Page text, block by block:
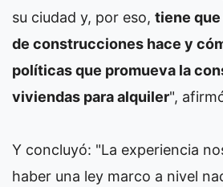
su ciudad y, por eso, tiene
de construcciones hace y
políticas que promueva la
viviendas para alquiler",
Y concluyó: "La experiencia
haber una ley marco a nivel